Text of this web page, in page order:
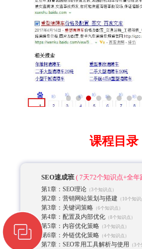
第2章：营销网站策划与搭建（10个知识
第3章：关键词策略（6个知识点）
第4章：配置及内部优化（8个知识点）
第5章：内容优化策略（3个知识点）
第6章：外链优化策略（4个知识点）
第7章：SEO常用工具解析与使用
第8章：网站优化策略（3个知识点）
第9章：白帽SEO、灰帽SEO、黑帽